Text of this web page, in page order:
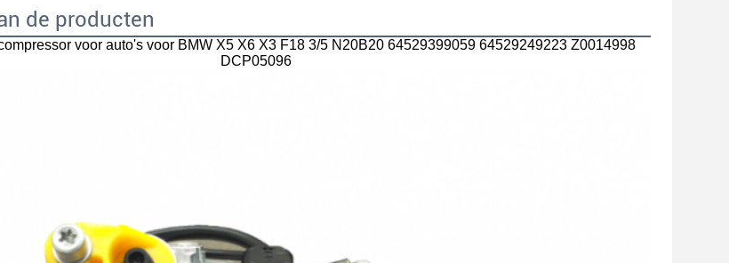
de producten
voor auto's voor BMW X5 X6 X3 F18 3/5 N20B20 64529399059 64529249223 Z0014998
DCP05096